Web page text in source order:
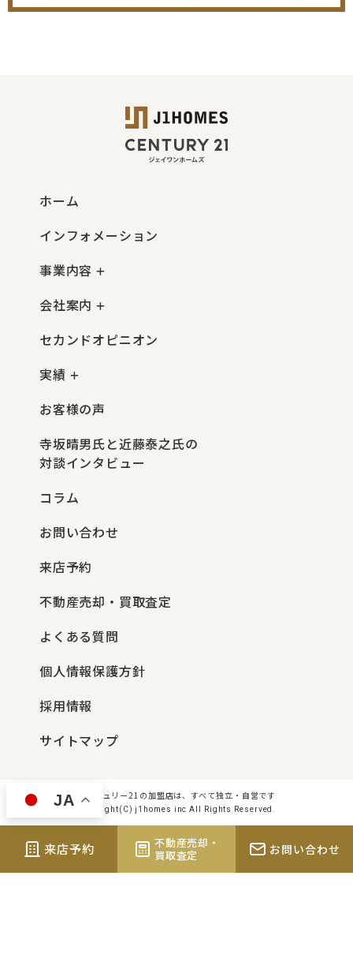
ホーム
インフォメーション
事業内容
会社案内
セカンドオピニオン
実績
お客様の声
寺坂晴男氏と近藤泰之氏の
対談インタビュー
コラム
お問い合わせ
来店予約
不動産売却・買取査定
よくある質問
個人情報保護方針
採用情報
サイトマップ
センチュリー21の加盟店は、すべて独立・自営です
Copyright(C) j1homes inc All Rights Reserved.
来店予約
不動産売却・
買取査定
お問い合わせ
JA